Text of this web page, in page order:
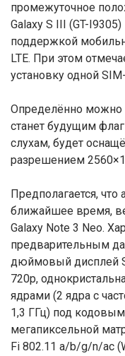
промежуточное
Galaxy S III (GT-
поддержкой
LTE. При этом
установку одной
Определённо можно
станет будущим
слухам, будет
разрешением
Предполагается, что
ближайшее время,
Galaxy Note 3 Neo.
предварительным
дюймовый дисплей
720p,
ядрами (2 ядра с
1,3 ГГц) под
мегапиксельной
Fi 802.11 a/b/g/n/ac